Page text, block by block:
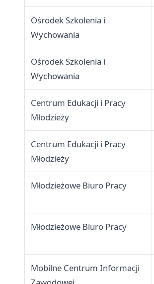
Ośrodek Szkolenia i
Wychowania
Ośrodek Szkolenia i
Wychowania
Centrum Edukacji i Pracy
Młodzieży
Centrum Edukacji i Pracy
Młodzieży
Młodzieżowe Biuro Pracy
Młodzieżowe Biuro Pracy
Mobilne Centrum Informacji